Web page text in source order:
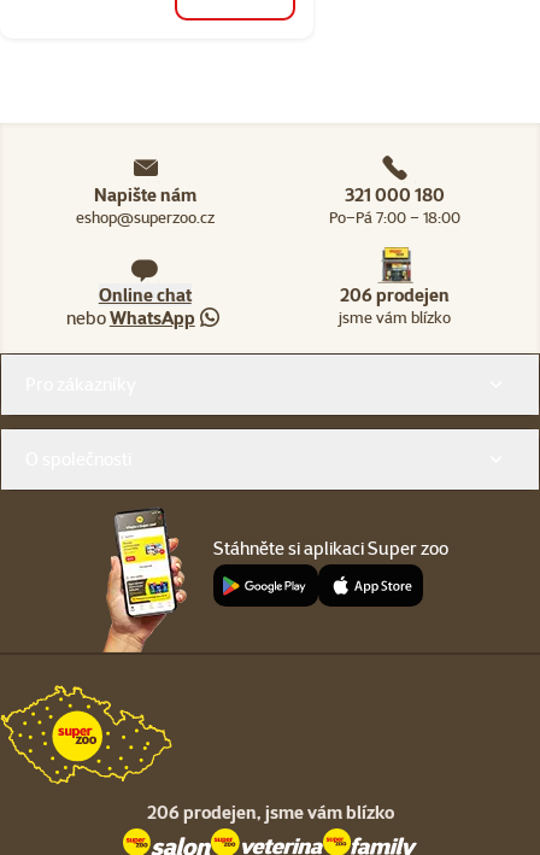
Napište nám
eshop@superzoo.cz
321 000 180
Po–Pá 7:00 – 18:00
Online chat
neboWhatsApp
206 prodejen
jsme vám blízko
Stáhněte si aplikaci Super zoo
206 prodejen, jsme vám blízko